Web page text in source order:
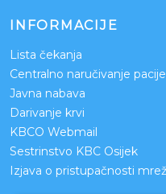
INFORMACIJE
Lista čekanja
Centralno naručivanje
Javna nabava
Darivanje krvi
KBCO Webmail
Sestrinstvo KBC Osijek
Izjava o pristupačnosti